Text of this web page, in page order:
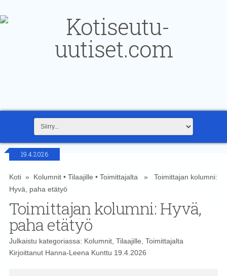
19.4.2026
Koti» Kolumnit• Tilaajille • Toimittajalta » Toimittajan kolumni:
Hyvä, paha etätyö
Toimittajan kolumni: Hyvä,
paha etätyö
Julkaistu kategoriassa: Kolumnit, Tilaajille Toimittajalta
Kirjoittanut Hanna-Leena Kunttu 19.4.2026